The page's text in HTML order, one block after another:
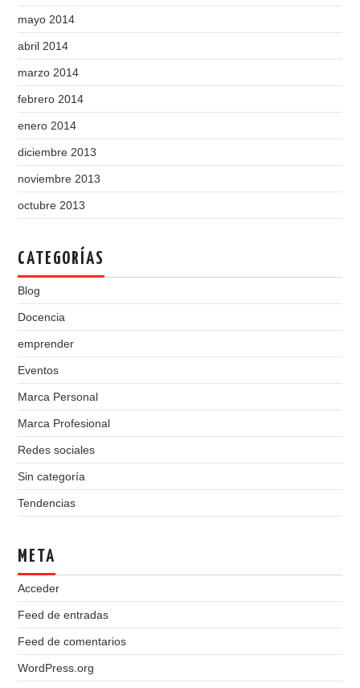
mayo 2014
abril 2014
marzo 2014
febrero 2014
enero 2014
diciembre 2013
noviembre 2013
octubre 2013
CATEGORÍAS
Blog
Docencia
emprender
Eventos
Marca Personal
Marca Profesional
Redes sociales
Sin categoría
Tendencias
META
Acceder
Feed de entradas
Feed de comentarios
WordPress.org